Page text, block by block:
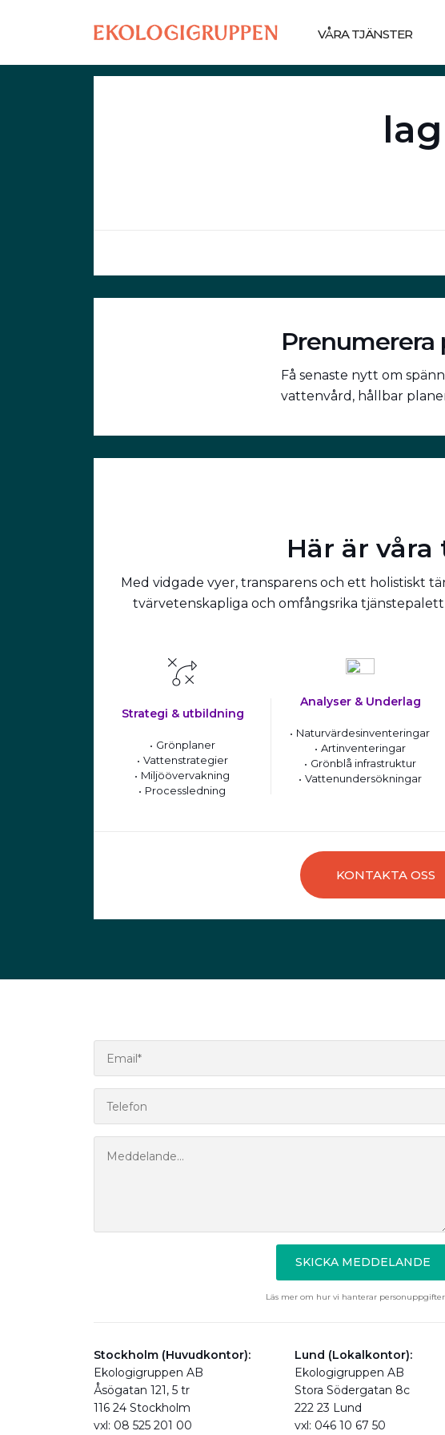
VÅRA TJÄNSTER
Prenumerera
Få senaste nytt om
vattenvård, hållbar
Här är
Med vidgade vyer, transparens och ett holistiskt
tvärvetenskapliga och omfångsrika
Strategi & utbildning
Grönplaner
Vattenstrategier
Miljöövervakning
Processledning
Analyser & Underlag
Naturvärdesinventeringar
Artinventeringar
Grönblå infrastruktur
Vattenundersökningar
KONTAKTA OSS
SKICKA MEDDELANDE
Läs mer om hur vi hanterar personuppgifter
Stockholm (Huvudkontor):
Ekologigruppen AB
Åsögatan 121, 5 tr
116 24 Stockholm
vxl: 08 525 201 00
Lund (Lokalkontor):
Ekologigruppen AB
Stora Södergatan 8c
222 23 Lund
vxl: 046 10 67 50